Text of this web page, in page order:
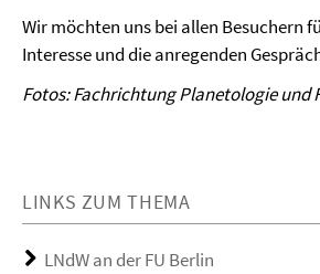
Wir möchten uns bei allen Besuchern
Interesse und die anregenden
Fotos:Fachrichtung Planetologie und
LINKS ZUM THEMA
LNdW an der FU Berlin